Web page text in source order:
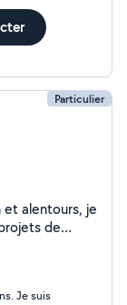
Particulier
de
garantir
aux
Je suis